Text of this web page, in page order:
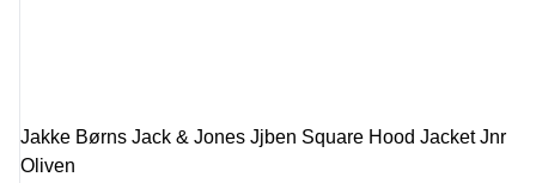
Jakke Børns Jack & Jones Jjben Square Hood Jacket Jnr
Oliven